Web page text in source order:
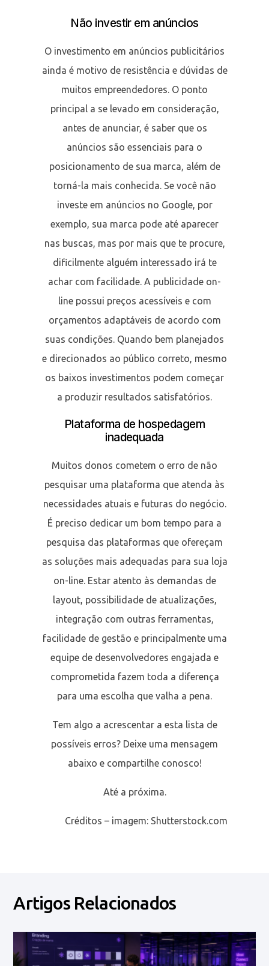
Não investir em anúncios
O investimento em anúncios publicitários
ainda é motivo de resistência e dúvidas de
muitos empreendedores. O ponto
principal a se levado em consideração,
antes de anunciar, é saber que os
anúncios são essenciais para o
posicionamento de sua marca, além de
torná-la mais conhecida. Se você não
investe em anúncios no Google, por
exemplo, sua marca pode até aparecer
nas buscas, mas por mais que te procure,
dificilmente alguém interessado irá te
achar com facilidade. A publicidade on-
line possui preços acessíveis e com
orçamentos adaptáveis de acordo com
suas condições. Quando bem planejados
e direcionados ao público correto, mesmo
os baixos investimentos podem começar
a produzir resultados satisfatórios.
Plataforma de hospedagem
inadequada
Muitos donos cometem o erro de não
pesquisar uma plataforma que atenda às
necessidades atuais e futuras do negócio.
É preciso dedicar um bom tempo para a
pesquisa das plataformas que ofereçam
as soluções mais adequadas para sua loja
on-line. Estar atento às demandas de
layout, possibilidade de atualizações,
integração com outras ferramentas,
facilidade de gestão e principalmente uma
equipe de desenvolvedores engajada e
comprometida fazem toda a diferença
para uma escolha que valha a pena.
Tem algo a acrescentar a esta lista de
possíveis erros? Deixe uma mensagem
abaixo e compartilhe conosco!
Até a próxima.
Créditos – imagem: Shutterstock.com
Artigos Relacionados